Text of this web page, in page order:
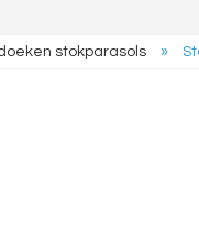
stokparasols »